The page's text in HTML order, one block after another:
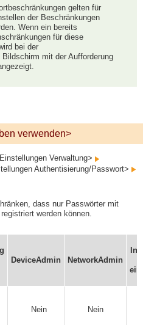
gelten für
der Beschränkungen
Wenn ein bereits
für diese
bei der
mit der Aufforderung
verwenden>
Verwaltung>
Authentisierung/Passwort>
dass nur Passwörter mit
werden können.
DeviceAdmin NetworkAdmin
In
Nein Nein